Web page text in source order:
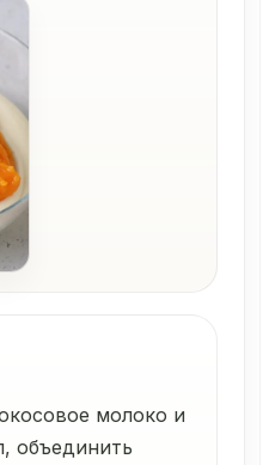
молоко и
объединить